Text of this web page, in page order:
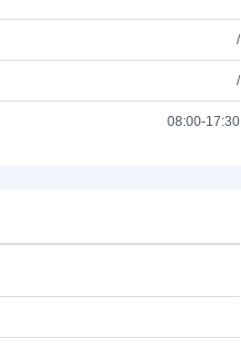
/
/
08:00-17:30